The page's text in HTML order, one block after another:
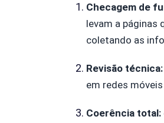
Checagem de
levam a páginas
coletando as
Revisão técnica:
em redes
Coerência total: